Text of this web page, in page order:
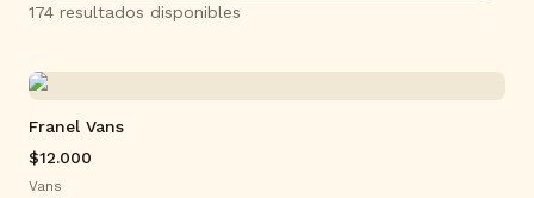
174 resultados disponibles
Franel Vans
$12.000
Vans